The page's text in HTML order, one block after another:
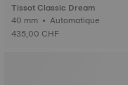
Tissot Classic Dream
40 mm • Automatique
435,00 CHF